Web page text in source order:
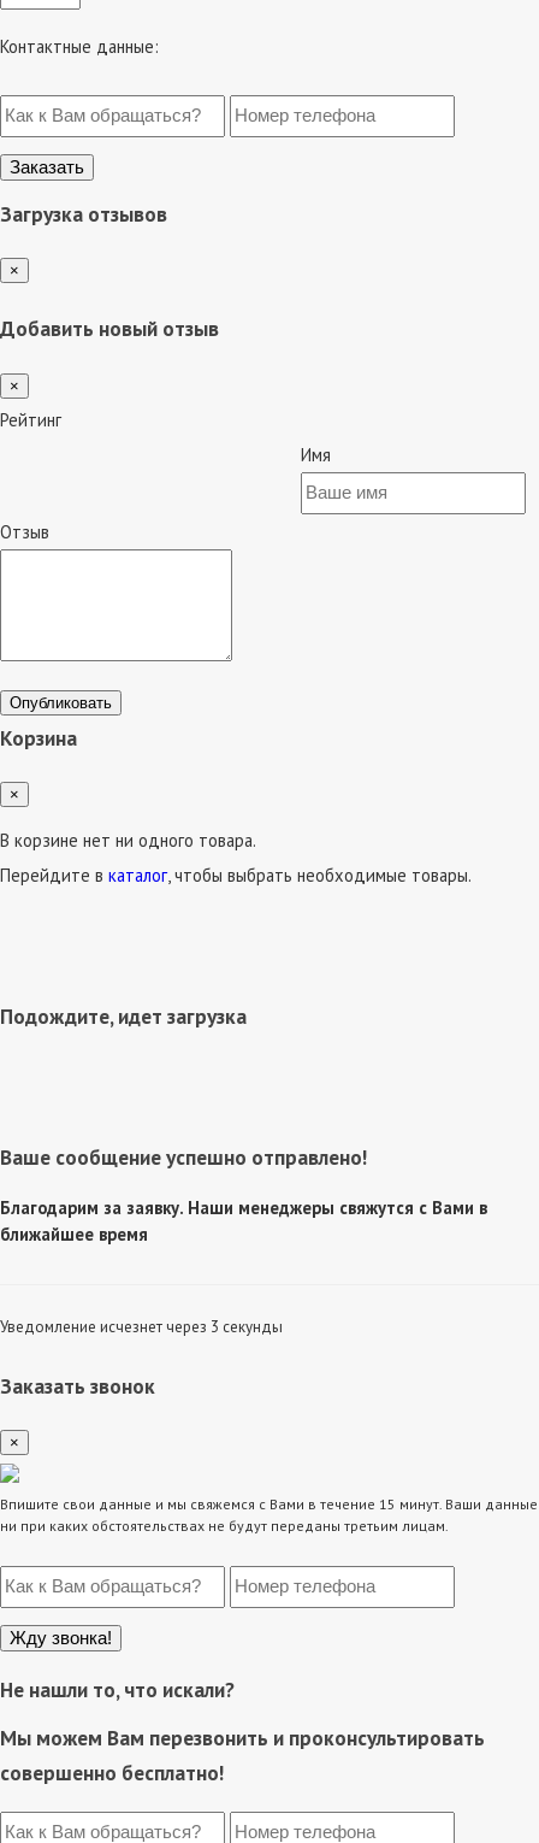
Контактные данные:
Загрузка отзывов
×
Добавить новый отзыв
×
Рейтинг
Имя
Отзыв
Опубликовать
Корзина
×
В корзине нет ни одного товара.
Перейдите в каталог, чтобы выбрать необходимые товары.
Подождите, идет загрузка
Ваше сообщение успешно отправлено!
Благодарим за заявку. Наши менеджеры свяжутся с Вами в
ближайшее время
Уведомление исчезнет через 3 секунды
Заказать звонок
×
Впишите свои данные и мы свяжемся с Вами в течение 15 минут. Ваши данные
ни при каких обстоятельствах не будут переданы третьим лицам.
Не нашли то, что искали?
Мы можем Вам перезвонить и проконсультировать
совершенно бесплатно!